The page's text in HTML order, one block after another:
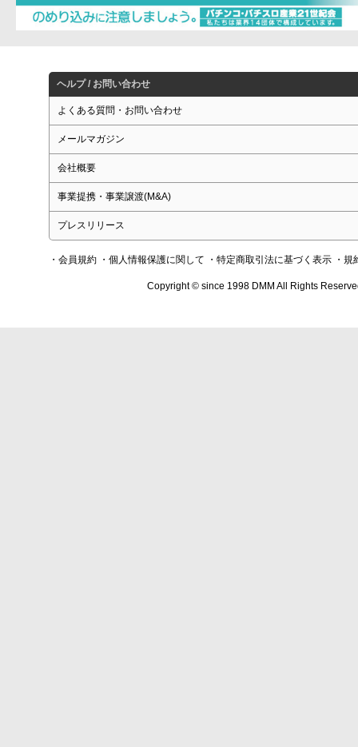
ヘルプ / お問い合わせ
よくある質問・お問い合わせ
メールマガジン
会社概要
事業提携・事業譲渡(M&A)
プレスリリース
・会員規約 ・個人情報保護に関して ・特定商取引法に基づく表示 ・規
Copyright © since 1998 DMM All Rights